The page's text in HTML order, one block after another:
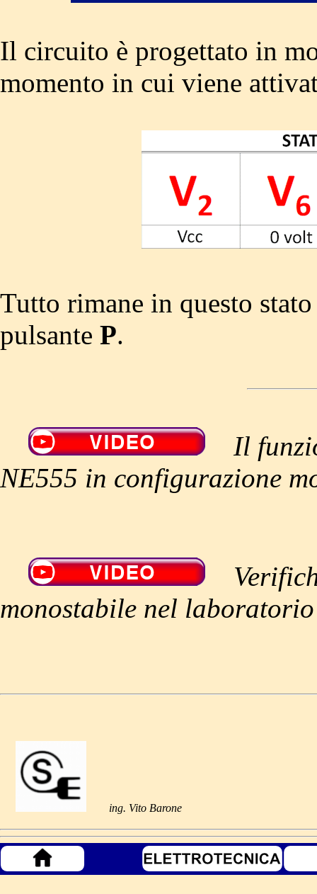
Il circuito è progettato in
momento in cui viene
Tutto rimane in questo
pulsante P.
Il
NE555 in configurazione
monostabile nel
ing. Vito Barone